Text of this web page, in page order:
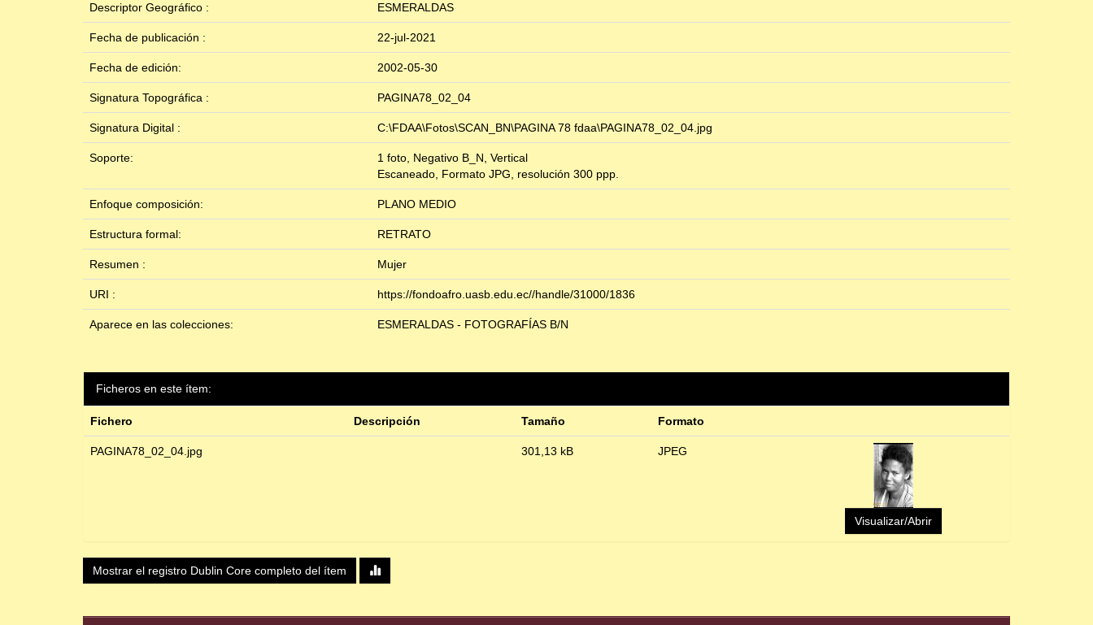
Descriptor Geográfico : ESMERALDAS
Fecha de publicación : 22-jul-2021
Fecha de edición: 2002-05-30
Signatura Topográfica : PAGINA78_02_04
Signatura Digital : C:\FDAA\Fotos\SCAN_BN\PAGINA 78 fdaa\PAGINA78_02_04.jpg
Soporte:
1 foto, Negativo B_N, Vertical
Escaneado, Formato JPG, resolución 300 ppp.
Enfoque composición: PLANO MEDIO
Estructura formal: RETRATO
Resumen : Mujer
URI : https://fondoafro.uasb.edu.ec//handle/31000/1836
Aparece en las colecciones: ESMERALDAS - FOTOGRAFÍAS B/N
Ficheros en este ítem:
Fichero Descripción Tamaño Formato
PAGINA78_02_04.jpg 301,13 kB JPEG
Visualizar/Abrir
Mostrar el registro Dublin Core completo del ítem